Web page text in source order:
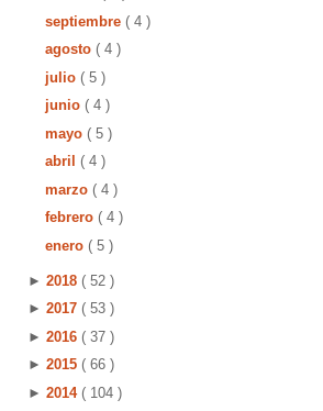
septiembre ( 4 )
agosto ( 4 )
julio ( 5 )
junio ( 4 )
mayo ( 5 )
abril ( 4 )
marzo ( 4 )
febrero ( 4 )
enero ( 5 )
► 2018 ( 52 )
► 2017 ( 53 )
► 2016 ( 37 )
► 2015 ( 66 )
► 2014 ( 104 )